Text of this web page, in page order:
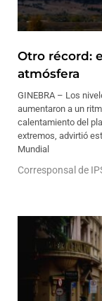
Otro récord:
atmósfera
GINEBRA – Los
aumentaron a un
calentamiento del
extremos, advirtió
Mundial
Corresponsal de